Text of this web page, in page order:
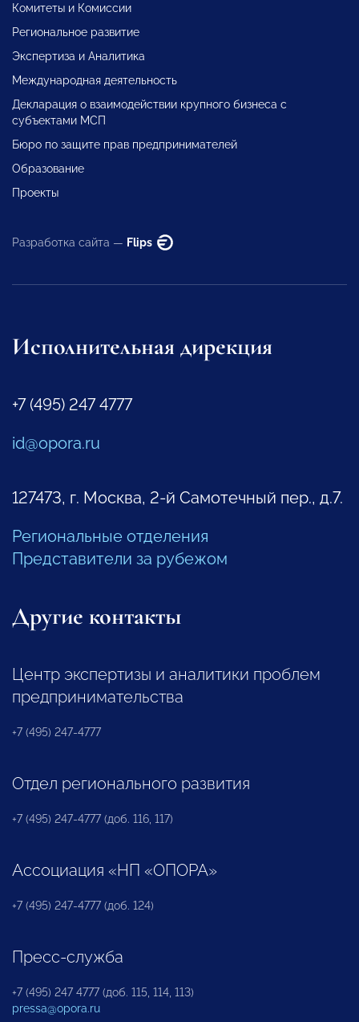
Комитеты и Комиссии
Региональное развитие
Экспертиза и Аналитика
Международная деятельность
Декларация о взаимодействии крупного бизнеса с
субъектами МСП
Бюро по защите прав предпринимателей
Образование
Проекты
Разработка сайта — Flips
Исполнительная дирекция
+7 (495) 247 4777
id@opora.ru
127473, г. Москва, 2-й Самотечный пер., д.7.
Региональные отделения
Представители за рубежом
Другие контакты
Центр экспертизы и аналитики проблем
предпринимательства
+7 (495) 247-4777
Отдел регионального развития
+7 (495) 247-4777 (доб. 116, 117)
Ассоциация «НП «ОПОРА»
+7 (495) 247-4777 (доб. 124)
Пресс-служба
+7 (495) 247 4777 (доб. 115, 114, 113)
pressa@opora.ru